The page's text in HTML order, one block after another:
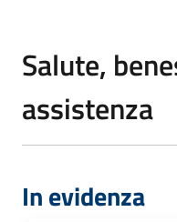
Salute,
assistenza
In evidenza